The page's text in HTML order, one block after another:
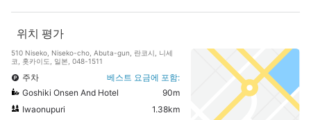
위치 평가
510 Niseko, Niseko-cho, Abuta-gun, 란코시, 니세
코, 홋카이도, 일본, 048-1511
주차
베스트 요금에 포함:
Goshiki Onsen And Hotel
90m
Iwaonupuri
1.38km